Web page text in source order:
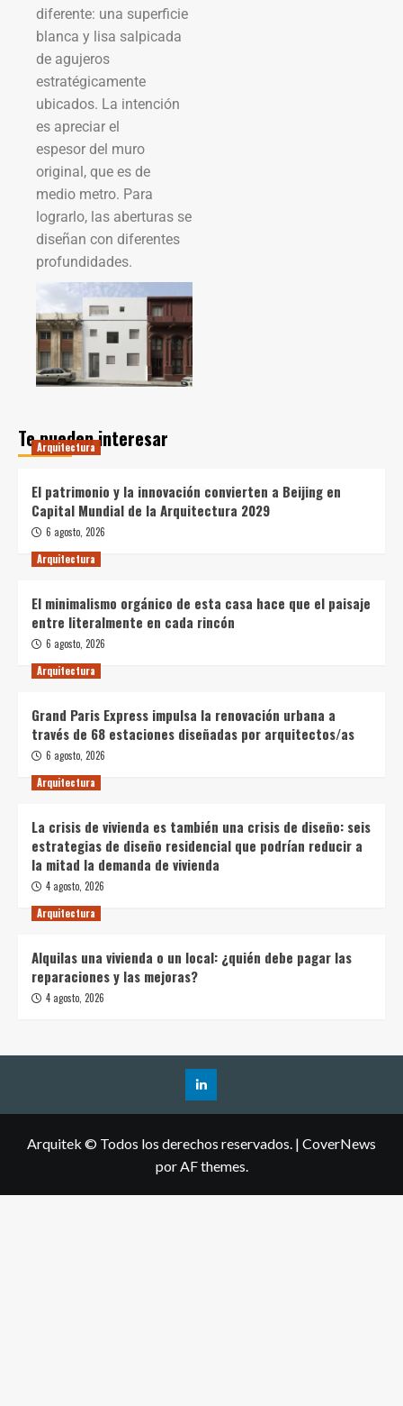
diferente: una superficie
blanca y lisa salpicada
de agujeros
estratégicamente
ubicados. La intención
es apreciar el
espesor del muro
original, que es de
medio metro. Para
lograrlo, las aberturas se
diseñan con diferentes
profundidades.
Te pueden interesar
Arquitectura
El patrimonio y la innovación convierten a Beijing en
Capital Mundial de la Arquitectura 2029
6 agosto, 2026
Arquitectura
El minimalismo orgánico de esta casa hace que el paisaje
entre literalmente en cada rincón
6 agosto, 2026
Arquitectura
Grand Paris Express impulsa la renovación urbana a
través de 68 estaciones diseñadas por arquitectos/as
6 agosto, 2026
Arquitectura
La crisis de vivienda es también una crisis de diseño: seis
estrategias de diseño residencial que podrían reducir a
la mitad la demanda de vivienda
4 agosto, 2026
Arquitectura
Alquilas una vivienda o un local: ¿quién debe pagar las
reparaciones y las mejoras?
4 agosto, 2026
Arquitek © Todos los derechos reservados. | CoverNews
por AF themes.